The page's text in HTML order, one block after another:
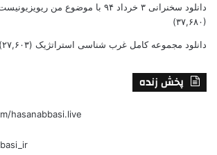
دانلود سخنرانی ۳ خرداد ۹۴ با موضوع من ریویزیونیست‌ام، پس هستم!
(۳۷,۶۸۰)
دانلود مجموعه کامل غرب شناسی استراتژیک (۲۷,۶۰۳)
پخش زنده
hasanabbasi.live